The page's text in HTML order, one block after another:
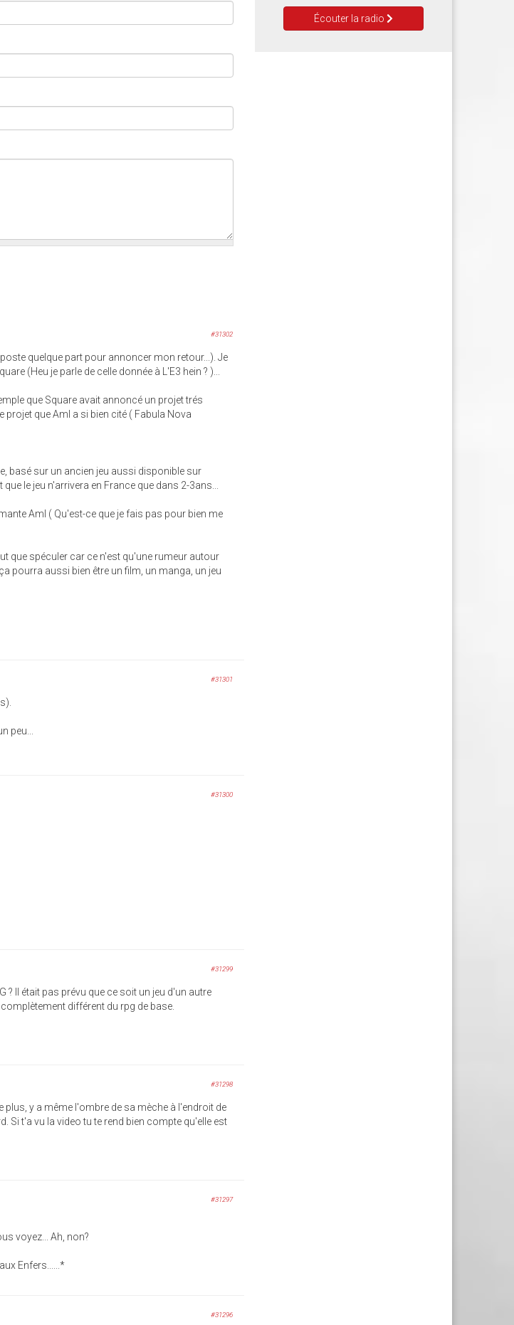
#31302
quelque part pour annoncer mon retour...). Je
(Heu je parle de celle donnée à L'E3 hein ? )...
que Square avait annoncé un projet trés
que Aml a si bien cité ( Fabula Nova
basé sur un ancien jeu aussi disponible sur
le jeu n'arrivera en France que dans 2-3ans...
Aml ( Qu'est-ce que je fais pas pour bien me
que spéculer car ce n'est qu'une rumeur autour
pourra aussi bien être un film, un manga, un jeu
#31301
peu...
#31300
#31299
? Il était pas prévu que ce soit un jeu d'un autre
différent du rpg de base.
#31298
y a même l'ombre de sa mèche à l'endroit de
Si t'a vu la video tu te rend bien compte qu'elle est
#31297
voyez... Ah, non?
Enfers......*
#31296
Écouter la radio